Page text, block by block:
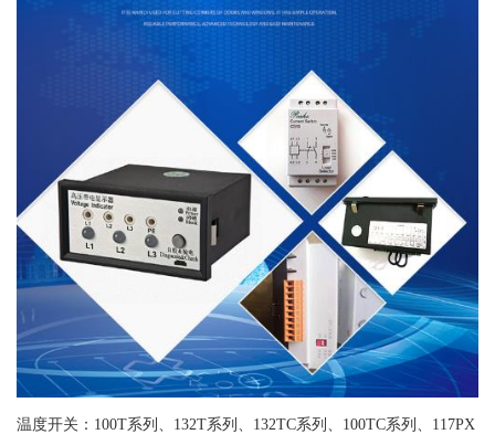
温度开关：100T系列、132T系列、132TC系列、100TC系列、117PX